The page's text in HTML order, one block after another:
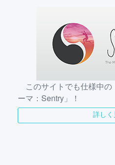
このサイトでも仕様中
ーマ：Sentry」！
詳しく